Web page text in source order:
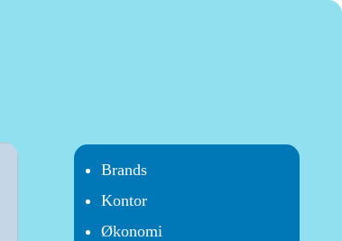
Brands
Kontor
Økonomi